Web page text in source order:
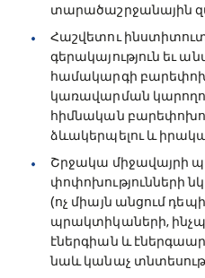
տարածաշրջանային
Հաշվետու
գերակայություն եւ
համակարգի
կառավարման
հիմնական
ձևակերպելու և
Շրջակա միջավայրի
փոփոխությունների
(ոչ միայն անցում
պրակտիկաների,
էներգիան և
նաև կանաչ